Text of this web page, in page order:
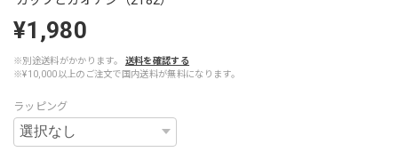
¥1,980
※別途送料がかかります。
送料を確認する
※¥10,000以上のご注文で国内送料が無料になります。
ラッピング